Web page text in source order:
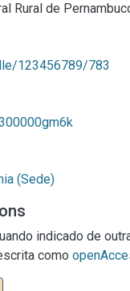
Rural de
123456789/783
(Sede)
indicado de
como